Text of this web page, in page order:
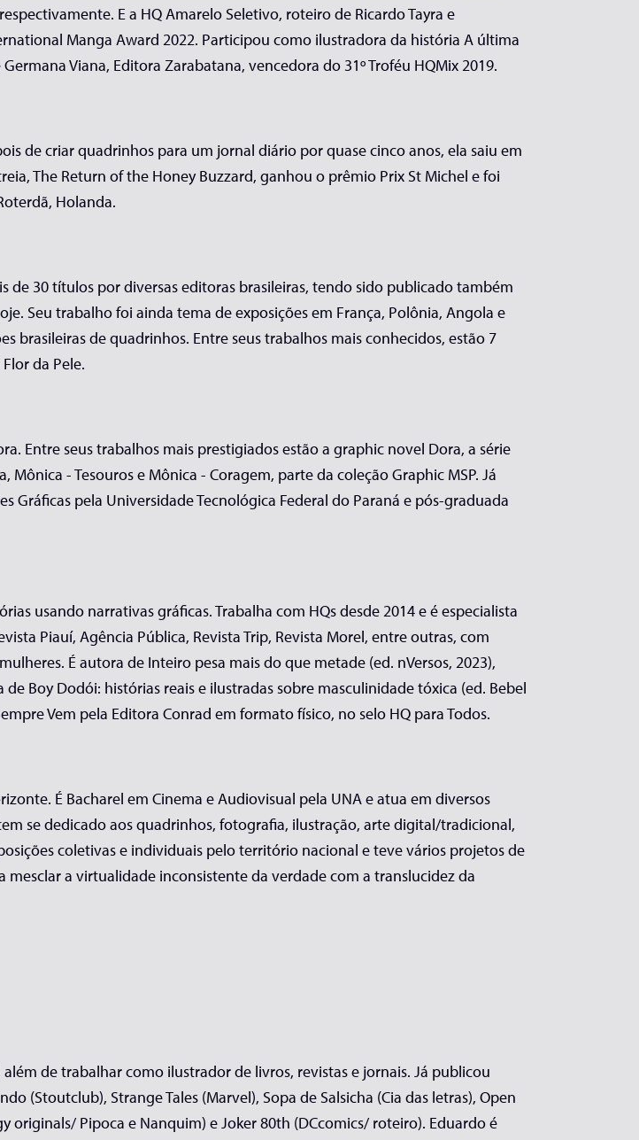
E a HQ Amarelo Seletivo, roteiro de Ricardo Tayra e
Manga Award 2022. Participou como ilustradora da história A última
Viana, Editora Zarabatana, vencedora do 31º Troféu HQMix 2019.
de criar quadrinhos para um jornal diário por quase cinco anos, ela saiu em
The Return of the Honey Buzzard, ganhou o prêmio Prix St Michel e foi
Holanda.
de 30 títulos por diversas editoras brasileiras, tendo sido publicado também
Seu trabalho foi ainda tema de exposições em França, Polônia, Angola e
brasileiras de quadrinhos. Entre seus trabalhos mais conhecidos, estão 7
da Pele.
Entre seus trabalhos mais prestigiados estão a graphic novel Dora, a série
- Tesouros e Mônica - Coragem, parte da coleção Graphic MSP. Já
pela Universidade Tecnológica Federal do Paraná e pós-graduada
usando narrativas gráficas. Trabalha com HQs desde 2014 e é especialista
Piauí, Agência Pública, Revista Trip, Revista Morel, entre outras, com
É autora de Inteiro pesa mais do que metade (ed. nVersos, 2023),
Boy Dodói: histórias reais e ilustradas sobre masculinidade tóxica (ed. Bebel
Vem pela Editora Conrad em formato físico, no selo HQ para Todos.
É Bacharel em Cinema e Audiovisual pela UNA e atua em diversos
se dedicado aos quadrinhos, fotografia, ilustração, arte digital/tradicional,
coletivas e individuais pelo território nacional e teve vários projetos de
a virtualidade inconsistente da verdade com a translucidez da
de trabalhar como ilustrador de livros, revistas e jornais. Já publicou
(Stoutclub), Strange Tales (Marvel), Sopa de Salsicha (Cia das letras), Open
originals/ Pipoca e Nanquim) e Joker 80th (DCcomics/ roteiro). Eduardo é